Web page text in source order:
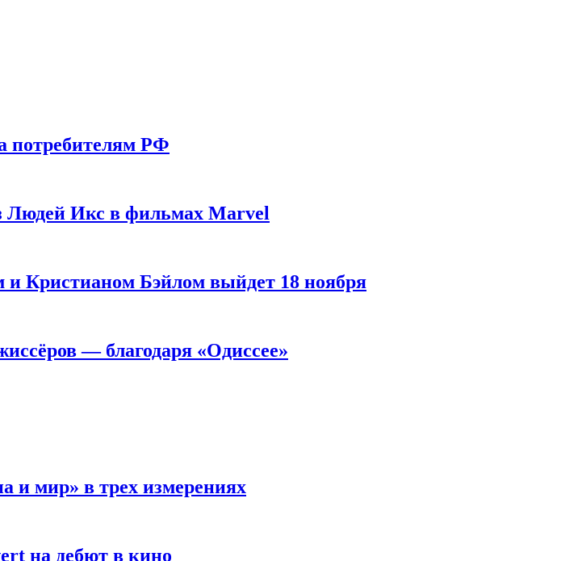
потребителям РФ
Людей Икс в фильмах Marvel
Кристианом Бэйлом выйдет 18 ноября
— благодаря «Одиссее»
и мир» в трех измерениях
на дебют в кино